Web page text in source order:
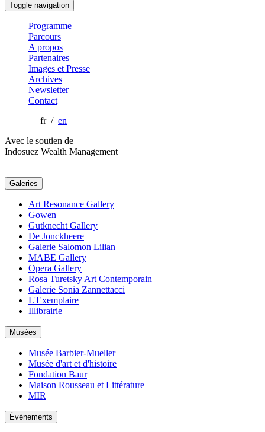
Toggle navigation
Programme
Parcours
A propos
Partenaires
Images et Presse
Archives
Newsletter
Contact
fr / en
Avec le soutien de
Indosuez Wealth Management
Galeries
Art Resonance Gallery
Gowen
Gutknecht Gallery
De Jonckheere
Galerie Salomon Lilian
MABE Gallery
Opera Gallery
Rosa Turetsky Art Contemporain
Galerie Sonia Zannettacci
L'Exemplaire
Illibrairie
Musées
Musée Barbier-Mueller
Musée d'art et d'histoire
Fondation Baur
Maison Rousseau et Littérature
MIR
Événements